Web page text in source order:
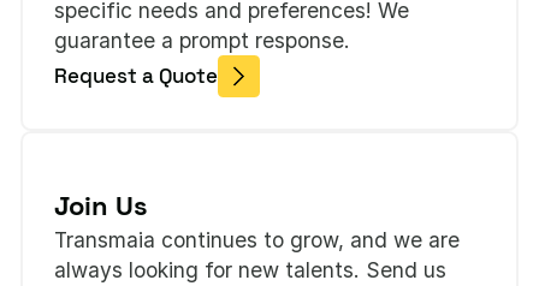
specific needs and preferences! We
guarantee a prompt response.
Request a Quote
Join Us
Transmaia continues to grow, and we are
always looking for new talents. Send us